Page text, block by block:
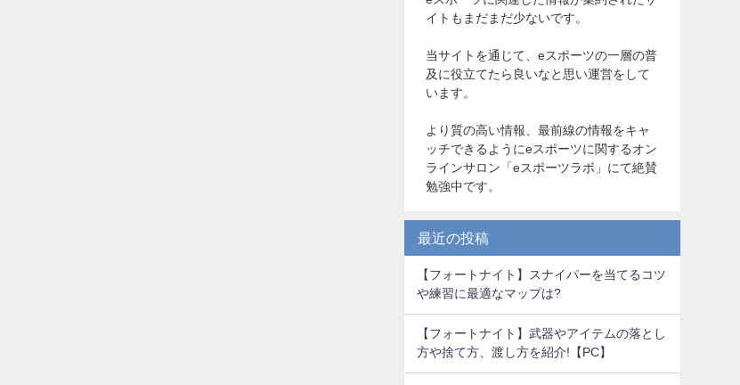
イトもまだまだ少ないです。
当サイトを通じて、eスポーツの一層の普
及に役立てたら良いなと思い運営をして
います。
より質の高い情報、最前線の情報をキャ
ッチできるようにeスポーツに関するオン
ラインサロン「eスポーツラボ」にて絶賛
勉強中です。
最近の投稿
【フォートナイト】スナイパーを当てるコツ
や練習に最適なマップは?
【フォートナイト】武器やアイテムの落とし
方や捨て方、渡し方を紹介!【PC】